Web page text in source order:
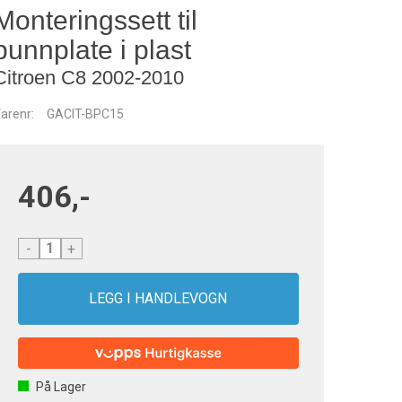
til
i plast
C8 2002-2010
GACIT-BPC15
406,-
- +
På Lager